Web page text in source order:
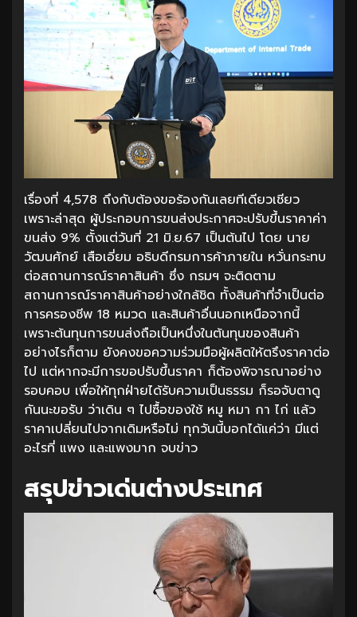
เรื่องที่ 4,578 ถึงกับต้องขอร้องกันเลยทีเดียวเชียว
เพราะล่าสุด ผู้ประกอบการขนส่งประกาศจะปรับขึ้นราคาค่า
ขนส่ง 9% ตั้งแต่วันที่ 21 มิ.ย.67 เป็นต้นไป โดย นาย
วัฒนศักย์ เสือเอี่ยม อธิบดีกรมการค้าภายใน หวั่นกระทบ
ต่อสถานการณ์ราคาสินค้า ซึ่ง กรมฯ จะติดตาม
สถานการณ์ราคาสินค้าอย่างใกล้ชิด ทั้งสินค้าที่จำเป็นต่อ
การครองชีพ 18 หมวด และสินค้าอื่นนอกเหนือจากนี้
เพราะต้นทุนการขนส่งถือเป็นหนึ่งในต้นทุนของสินค้า
อย่างไรก็ตาม ยังคงขอความร่วมมือผู้ผลิตให้ตรึงราคาต่อ
ไป แต่หากจะมีการขอปรับขึ้นราคา ก็ต้องพิจารณาอย่าง
รอบคอบ เพื่อให้ทุกฝ่ายได้รับความเป็นธรรม ก็รอจับตาดู
กันนะขอรับ ว่าเดิน ๆ ไปซื้อของใช้ หมู หมา กา ไก่ แล้ว
ราคาเปลี่ยนไปจากเดิมหรือไม่ ทุกวันนี้บอกได้แค่ว่า มีแต่
อะไรที่ แพง และแพงมาก จบข่าว
สรุปข่าวเด่นต่างประเทศ